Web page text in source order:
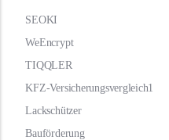
SEOKI
WeEncrypt
TIQQLER
KFZ-Versicherungsvergleich1
Lackschützer
Bauförderung